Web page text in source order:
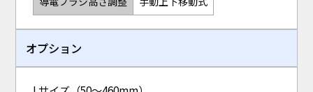
オプション